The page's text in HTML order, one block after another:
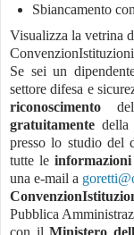
Sbiancamento
Visualizza la vetrina
Se sei un
settore difesa e
riconoscimento
gratuitamente della
presso lo studio del
tutte le
una e-mail a
Pubblica
con il Ministero